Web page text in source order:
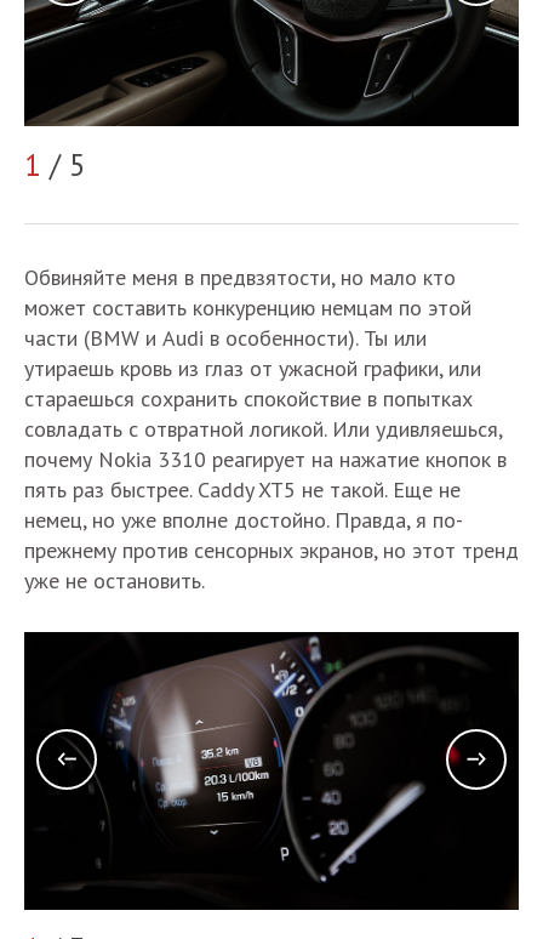
1 / 5
Обвиняйте меня в предвзятости, но мало кто
может составить конкуренцию немцам по этой
части (BMW и Audi в особенности). Ты или
утираешь кровь из глаз от ужасной графики, или
стараешься сохранить спокойствие в попытках
совладать с отвратной логикой. Или удивляешься,
почему Nokia 3310 реагирует на нажатие кнопок в
пять раз быстрее. Caddy XT5 не такой. Еще не
немец, но уже вполне достойно. Правда, я по-
прежнему против сенсорных экранов, но этот тренд
уже не остановить.